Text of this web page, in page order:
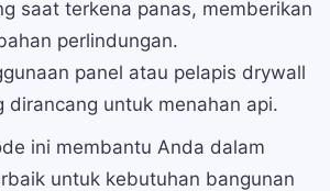
saat terkena panas, memberikan
perlindungan.
panel atau pelapis drywall
dirancang untuk menahan api.
ini membantu Anda dalam
untuk kebutuhan bangunan